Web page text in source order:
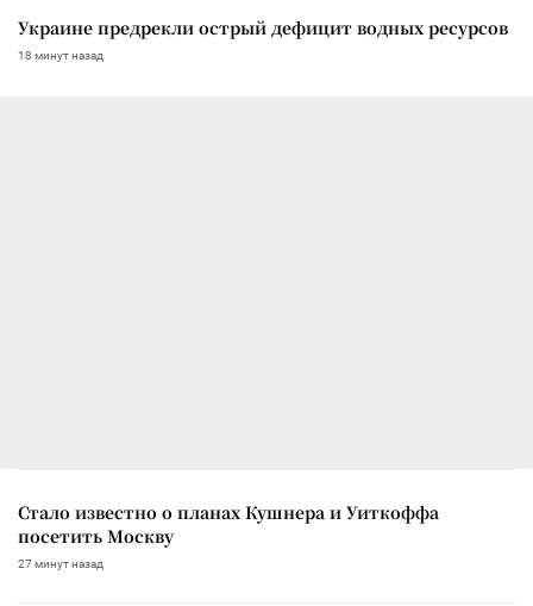
Украине предрекли острый дефицит водных ресурсов
18 минут назад
Стало известно о планах Кушнера и Уиткоффа
посетить Москву
27 минут назад